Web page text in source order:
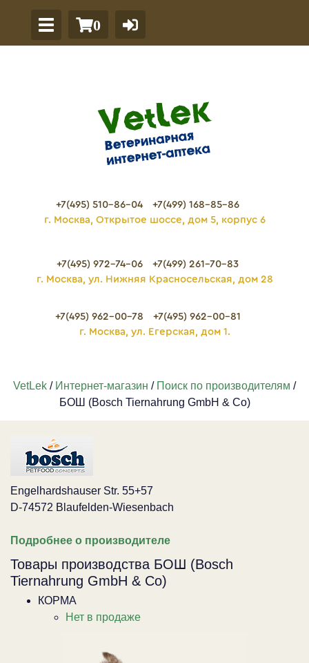
0
+7(495) 510-86-04
+7(499) 168-85-86
г. Москва, Открытое шоссе, дом 5, корпус 6
+7(495) 972-74-06
+7(499) 261-70-83
г. Москва, ул. Нижняя Красносельская, дом 28
+7(495) 962-00-78
+7(495) 962-00-81
г. Москва, ул. Егерская, дом 1.
VetLek / Интернет-магазин / Поиск по производителям /
БОШ (Bosch Tiernahrung GmbH & Co)
Engelhardshauser Str. 55+57
D-74572 Blaufelden-Wiesenbach
Подробнее о производителе
Товары производства БОШ (Bosch
Tiernahrung GmbH & Co)
КОРМА
Нет в продаже